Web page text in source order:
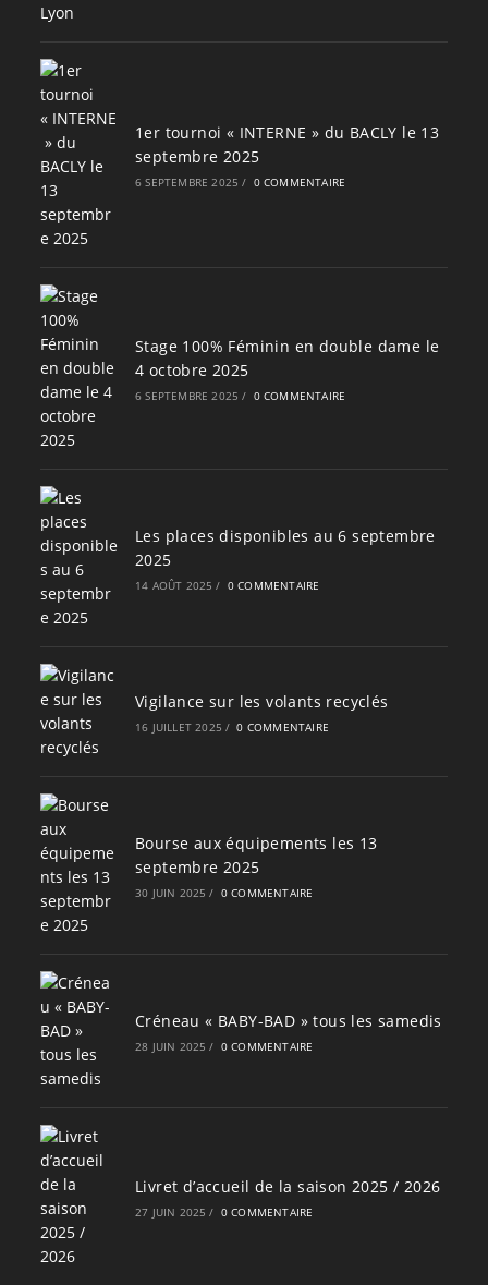
1er tournoi « INTERNE » du BACLY le 13
septembre 2025
6 SEPTEMBRE 2025 / 0 COMMENTAIRE
Stage 100% Féminin en double dame le
4 octobre 2025
6 SEPTEMBRE 2025 / 0 COMMENTAIRE
Les places disponibles au 6 septembre
2025
14 AOÛT 2025 / 0 COMMENTAIRE
Vigilance sur les volants recyclés
16 JUILLET 2025 / 0 COMMENTAIRE
Bourse aux équipements les 13
septembre 2025
30 JUIN 2025 / 0 COMMENTAIRE
Créneau « BABY-BAD » tous les samedis
28 JUIN 2025 / 0 COMMENTAIRE
Livret d’accueil de la saison 2025 / 2026
27 JUIN 2025 / 0 COMMENTAIRE